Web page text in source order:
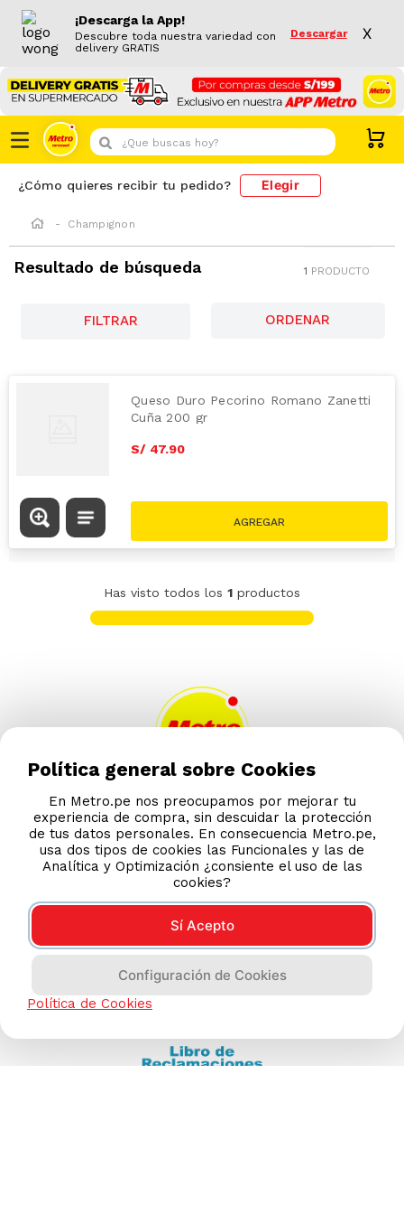
¡Descarga la App!
Descubre toda nuestra variedad con
delivery GRATIS
Descargar X
¿Que buscas hoy?
¿Cómo quieres recibir tu pedido? Elegir
Champignon
Resultado de búsqueda 1 PRODUCTO
FILTRAR
Queso Duro Pecorino Romano Zanetti
Cuña 200 gr
S/ 47.90
Has visto todos los 1 productos
AYUDA CALLCENTER
(511) 613-8888
TIENDAS ONLINE
NOSOTROS
CONTÁCTANOS
Política general sobre Cookies
En Metro.pe nos preocupamos por mejorar tu
experiencia de compra, sin descuidar la protección
de tus datos personales. En consecuencia Metro.pe,
usa dos tipos de cookies las Funcionales y las de
Analítica y Optimización ¿consiente el uso de las
cookies?
Sí Acepto
Configuración de Cookies
Política de Cookies